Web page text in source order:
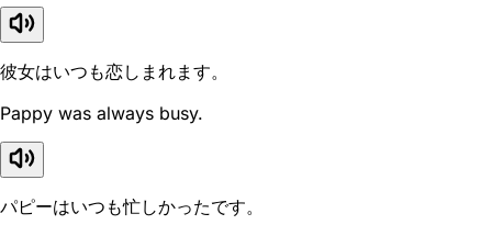
彼女はいつも恋しまれます。
Pappy was always busy.
パピーはいつも忙しかったです。